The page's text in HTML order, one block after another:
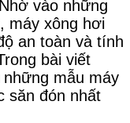
vào những
máy xông hơi
an toàn và tính
bài viết
mẫu máy
săn đón nhất